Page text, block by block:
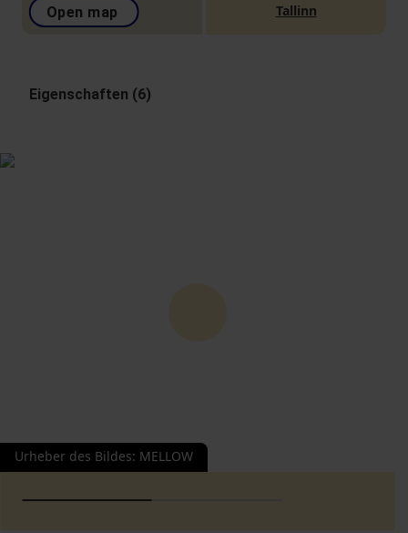
Open map Tallinn
Eigenschaften (6)
Urheber des Bildes: MELLOW